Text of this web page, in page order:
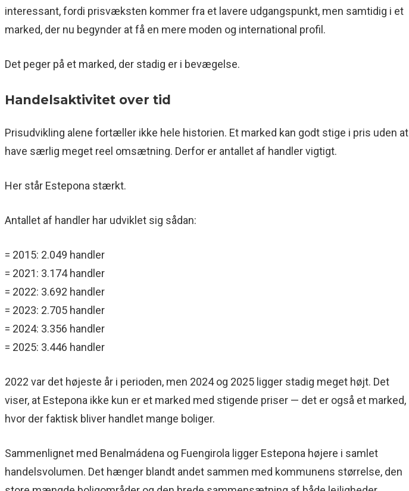
interessant, fordi prisvæksten kommer fra et lavere udgangspunkt, men samtidig i et
marked, der nu begynder at få en mere moden og international profil.
Det peger på et marked, der stadig er i bevægelse.
Handelsaktivitet over tid
Prisudvikling alene fortæller ikke hele historien. Et marked kan godt stige i pris uden at
have særlig meget reel omsætning. Derfor er antallet af handler vigtigt.
Her står Estepona stærkt.
Antallet af handler har udviklet sig sådan:
= 2015: 2.049 handler
= 2021: 3.174 handler
= 2022: 3.692 handler
= 2023: 2.705 handler
= 2024: 3.356 handler
= 2025: 3.446 handler
2022 var det højeste år i perioden, men 2024 og 2025 ligger stadig meget højt. Det
viser, at Estepona ikke kun er et marked med stigende priser — det er også et marked,
hvor der faktisk bliver handlet mange boliger.
Sammenlignet med Benalmádena og Fuengirola ligger Estepona højere i samlet
handelsvolumen. Det hænger blandt andet sammen med kommunens størrelse, den